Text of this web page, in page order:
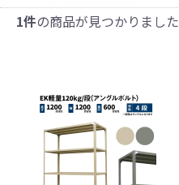
1件の商品が見つかりました